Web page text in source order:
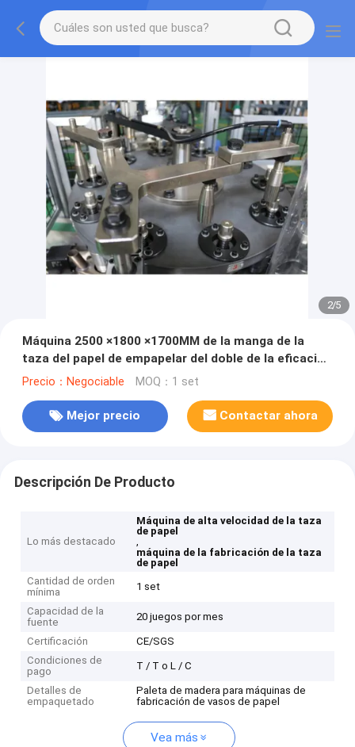
2/5
Máquina 2500 ×1800 ×1700MM de la manga de la
taza del papel de empapelar del doble de la eficacia
alta
Precio：Negociable MOQ：1 set
Mejor precio Contactar ahora
Descripción De Producto
Lo más destacado
Máquina de alta velocidad de la taza
de papel
,
máquina de la fabricación de la taza
de papel
Cantidad de orden
mínima
1 set
Capacidad de la
fuente
20 juegos por mes
Certificación
CE/SGS
Condiciones de
pago
T / T o L / C
Detalles de
empaquetado
Paleta de madera para máquinas de
fabricación de vasos de papel
Vea más